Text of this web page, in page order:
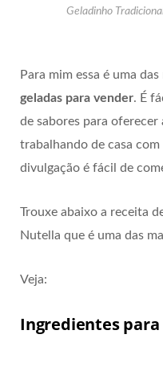
Geladinho
Para mim essa é uma
geladas para vender. É
de sabores para
trabalhando de casa
divulgação é fácil de
Trouxe abaixo a receita
Nutella que é uma das
Veja:
Ingredientes para